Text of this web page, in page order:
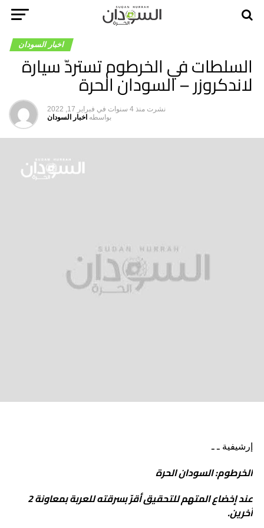
اخبار السودان
السلطات في الخرطوم تستردّ سيارة
لاندكروزر – السودان الحرة
نشرت منذ 4 سنوات في فبراير 17, 2022
بواسطه اخبار السودان
إرشيفية ـ ـ
الخرطوم: السودان الحرة
عند إخضاع المتهم للتحقيق أقرّ بسرقته للعربة بمعاونة 2
آخرين.